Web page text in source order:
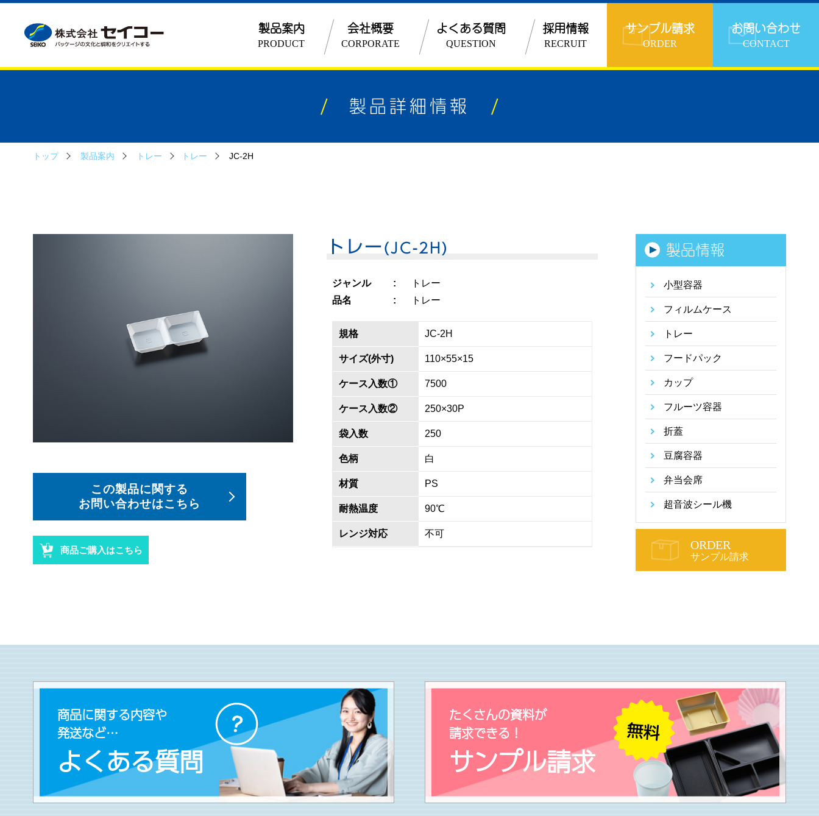
製品案内
PRODUCT
会社概要
CORPORATE
企業理念
ESGとSDGs
よくある質問
QUESTION
採用情報
RECRUIT
サンプル請求
ORDER
お問い合わせ
CONTACT
製品詳細情報
トップ 製品案内 トレー トレー JC-2H
この製品に関する
お問い合わせはこちら
商品ご購入はこちら
トレー(JC-2H)
ジャンル
トレー
品名
トレー
規格 JC-2H
サイズ(外寸) 110×55×15
ケース入数① 7500
ケース入数② 250×30P
袋入数 250
色柄 白
材質 PS
耐熱温度 90℃
レンジ対応 不可
製品情報
小型容器
フィルムケース
トレー
フードパック
カップ
フルーツ容器
折蓋
豆腐容器
弁当会席
超音波シール機
ORDER
サンプル請求
商品に関する内容や
発送など…
よくある質問
たくさんの資料が
請求できる！
サンプル請求